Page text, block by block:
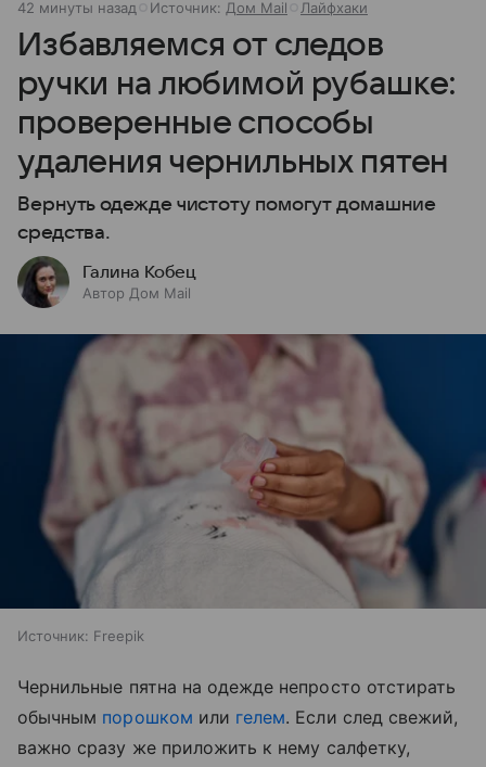
42 минуты назад Источник: Дом Mail Лайфхаки
Избавляемся от следов
ручки на любимой рубашке:
проверенные способы
удаления чернильных пятен
Вернуть одежде чистоту помогут домашние
средства.
Галина Кобец
Автор Дом Mail
Источник: Freepik
Чернильные пятна на одежде непросто отстирать
обычным порошком или гелем. Если след свежий,
важно сразу же приложить к нему салфетку,